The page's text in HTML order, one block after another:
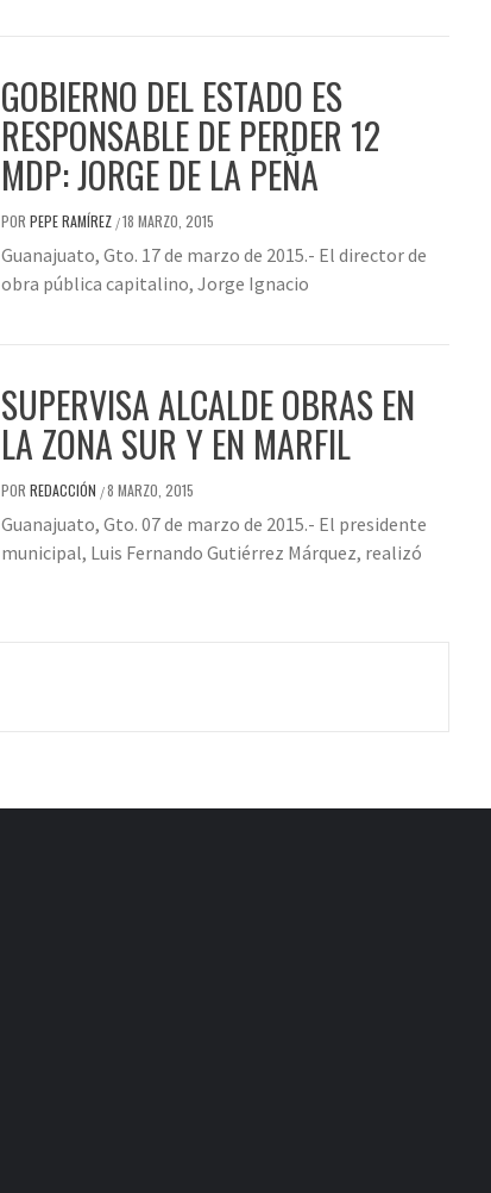
GOBIERNO DEL ESTADO ES
RESPONSABLE DE PERDER 12
MDP: JORGE DE LA PEÑA
POR PEPE RAMÍREZ /18 MARZO, 2015
Guanajuato, Gto. 17 de marzo de 2015.- El director de
obra pública capitalino, Jorge Ignacio
SUPERVISA ALCALDE OBRAS EN
LA ZONA SUR Y EN MARFIL
POR REDACCIÓN /8 MARZO, 2015
Guanajuato, Gto. 07 de marzo de 2015.- El presidente
municipal, Luis Fernando Gutiérrez Márquez, realizó